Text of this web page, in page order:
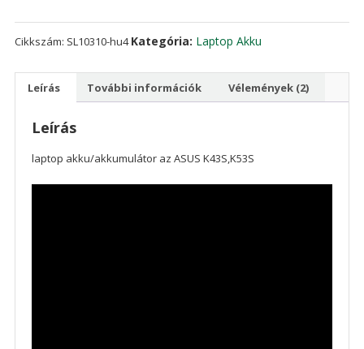
Cikkszám: SL10310-hu4 Kategória: Laptop Akku
Leírás További információk Vélemények (2)
Leírás
laptop akku/akkumulátor az ASUS K43S,K53S